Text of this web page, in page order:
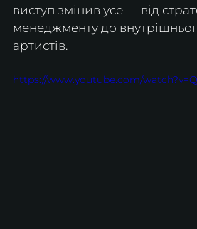
виступ змінив усе — від
менеджменту до
артистів.
https://www.youtube.com/